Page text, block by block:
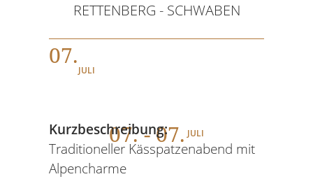
RETTENBERG - SCHWABEN
07.
JULI
07. - 07. JULI
Kurzbeschreibung:
Traditioneller Kässpatzenabend mit
Alpencharme